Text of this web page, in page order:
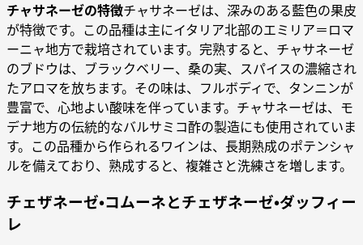
チャサネーゼの特徴チャサネーゼは、深みのある藍色の果皮
が特徴です。この品種は主にイタリア北部のエミリア＝ロマ
ーニャ地方で栽培されています。完熟すると、チャサネーゼ
のブドウは、ブラックベリー、桑の実、スパイスの濃縮され
たアロマを放ちます。その味は、フルボディで、タンニンが
豊富で、心地よい酸味を伴っています。チャサネーゼは、モ
デナ地方の伝統的なバルサミコ酢の製造にも使用されていま
す。この品種から作られるワインは、長期熟成のポテンシャ
ルを備えており、熟成すると、複雑さと洗練さを増します。
チェザネーゼ・コムーネとチェザネーゼ・ダッフィー
レ